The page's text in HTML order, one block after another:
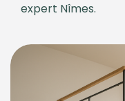
expert Nîmes.